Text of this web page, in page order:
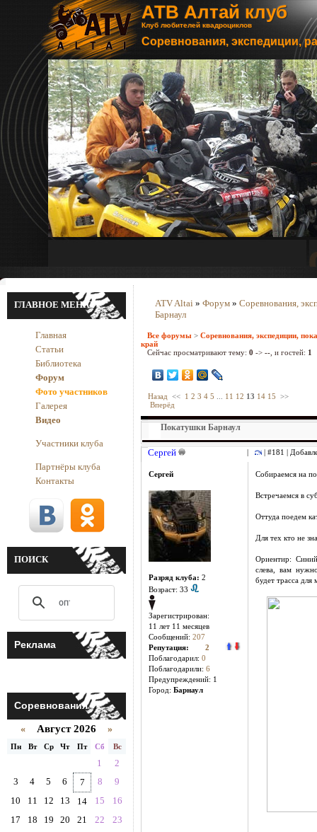
АТВ Алтай клуб
Клуб любителей квадроциклов
Соревнования, экспедиции,
ГЛАВНОЕ МЕНЮ
Главная
Статьи
Библиотека
Форум
Фото участников
Галерея
Видео
Участники клуба
Партнёры клуба
Контакты
ПОИСК
Реклама
Соревнования
« Август 2026 »
Пн Вт Ср Чт Пт Сб Вс
1
2
3
4 5 6 7 8
9
10
11 12 13 14 15
16
17
18 19 20 21 22
23
ATV Altai » Форум » Соревнования,
Барнаул
Все форумы > Соревнования, экспедиции,
край
Сейчас просматривают тему: 0 -> -- , и гостей: 1
Назад << 1 2 3 4 5 11 12 13 14 15 >>
Вперёд
Покатушки Барнаул
Сергей | #181 |
Сергей
Разряд клуба: 2
Возраст: 33
Зарегистрирован:
11 лет 11 месяцев
Сообщений: 207
Репутация: 2
Поблагодарил: 0
Поблагодарили: 6
Предупреждений: 1
Город: Барнаул
Собираемся на
Встречаемся в
Оттуда поедем
Для тех кто не
Ориентир:
слева, вам
будет трасса